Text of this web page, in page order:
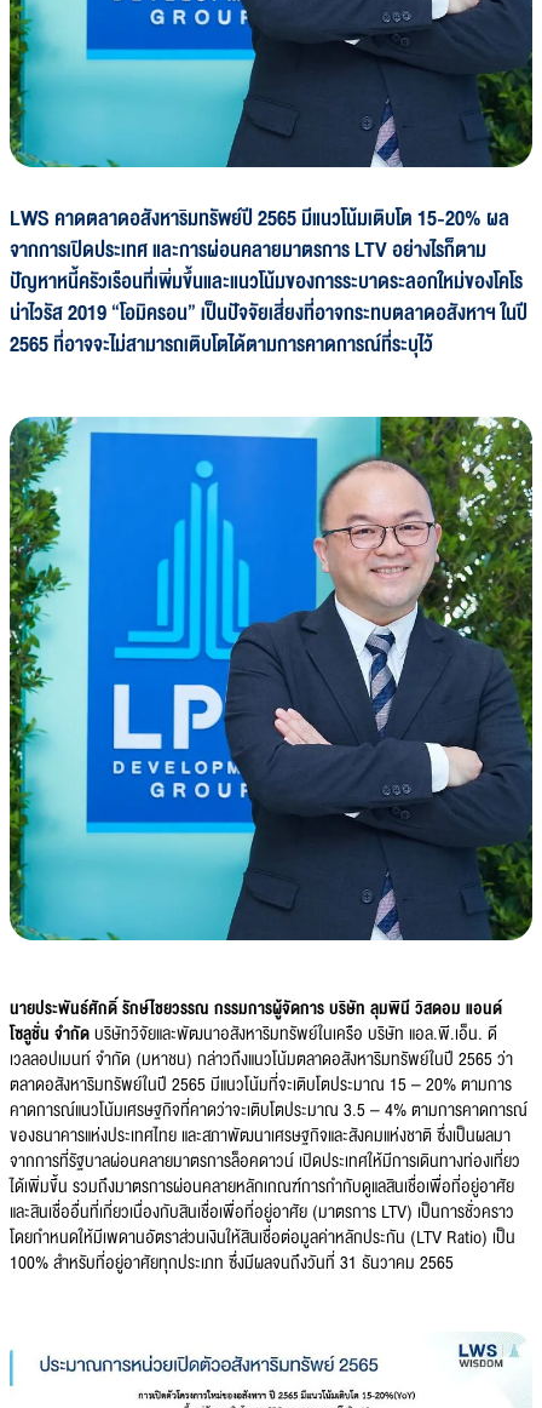
LWS คาดตลาดอสังหาริมทรัพย์ปี 2565 มีแนวโน้มเติบโต 15-20% ผล
จากการเปิดประเทศ และการผ่อนคลายมาตรการ LTV อย่างไรก็ตาม
ปัญหาหนี้ครัวเรือนที่เพิ่มขึ้นและแนวโน้มของการระบาดระลอกใหม่ของโคโร
น่าไวรัส 2019 “โอมิครอน” เป็นปัจจัยเสี่ยงที่อาจกระทบตลาดอสังหาฯ ในปี
2565 ที่อาจจะไม่สามารถเติบโตได้ตามการคาดการณ์ที่ระบุไว้
นายประพันธ์ศักดิ์ รักษ์ไชยวรรณ กรรมการผู้จัดการ บริษัท ลุมพินี วิสดอม แอนด์
โซลูชั่น จำกัดบริษัทวิจัยและพัฒนาอสังหาริมทรัพย์ในเครือ บริษัท แอล.พี.เอ็น. ดี
เวลลอปเมนท์ จำกัด (มหาชน) กล่าวถึงแนวโน้มตลาดอสังหาริมทรัพย์ในปี 2565 ว่า
ตลาดอสังหาริมทรัพย์ในปี 2565 มีแนวโน้มที่จะเติบโตประมาณ 15 – 20% ตามการ
คาดการณ์แนวโน้มเศรษฐกิจที่คาดว่าจะเติบโตประมาณ 3.5 – 4% ตามการคาดการณ์
ของธนาคารแห่งประเทศไทย และสภาพัฒนาเศรษฐกิจและสังคมแห่งชาติ ซึ่งเป็นผลมา
จากการที่รัฐบาลผ่อนคลายมาตรการล็อคดาวน์ เปิดประเทศให้มีการเดินทางท่องเที่ยว
ได้เพิ่มขึ้น รวมถึงมาตรการผ่อนคลายหลักเกณฑ์การกำกับดูแลสินเชื่อเพื่อที่อยู่อาศัย
และสินเชื่ออื่นที่เกี่ยวเนื่องกับสินเชื่อเพื่อที่อยู่อาศัย (มาตรการ LTV) เป็นการชั่วคราว
โดยกำหนดให้มีเพดานอัตราส่วนเงินให้สินเชื่อต่อมูลค่าหลักประกัน (LTV Ratio) เป็น
100% สำหรับที่อยู่อาศัยทุกประเภท ซึ่งมีผลจนถึงวันที่ 31 ธันวาคม 2565